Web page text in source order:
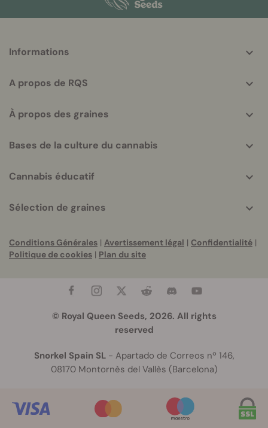
helpful
Informations
A propos de RQS
À propos des graines
Bases de la culture du cannabis
Cannabis éducatif
Sélection de graines
Conditions Générales | Avertissement légal | Confidentialité |
Politique de cookies | Plan du site
© Royal Queen Seeds, 2026. All rights
reserved
Snorkel Spain SL- Apartado de Correos nº 146,
08170 Montornès del Vallès (Barcelona)